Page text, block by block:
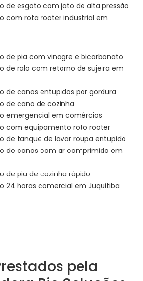
de esgoto com jato de alta pressão
com rota rooter industrial em
de pia com vinagre e bicarbonato
de ralo com retorno de sujeira em
de canos entupidos por gordura
de cano de cozinha
emergencial em comércios
com equipamento roto rooter
de tanque de lavar roupa entupido
de canos com ar comprimido em
de pia de cozinha rápido
24 horas comercial em Juquitiba
pela